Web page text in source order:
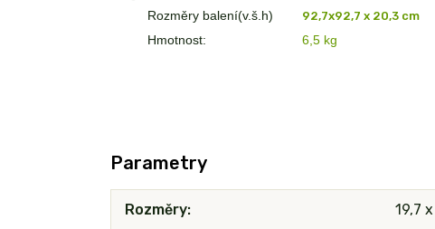
Rozměry balení(v.š.h)
92,7x92,7 x 20,3 cm
Hmotnost: 6,5 kg
Parametry
Rozměry 19,7